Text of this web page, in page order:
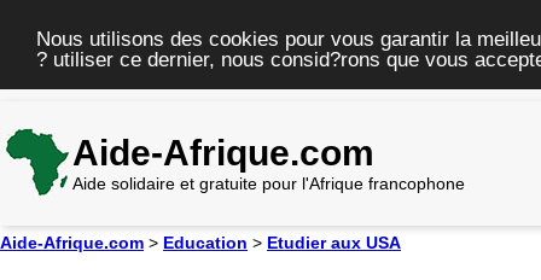
Nous utilisons des cookies pour vous garantir la
? utiliser ce dernier, nous consid?rons que vous
Aide-Afrique.com
Aide solidaire et gratuite pour l'Afrique francophone
Aide-Afrique.com > Education > Etudier aux USA